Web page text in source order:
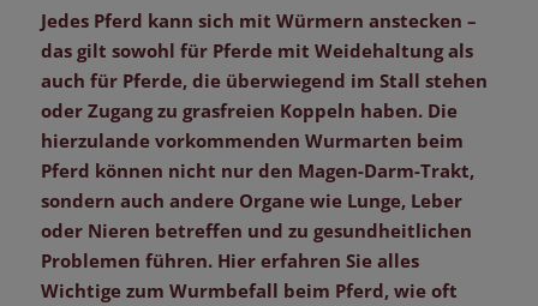
Jedes Pferd kann sich mit Würmern anstecken –
das gilt sowohl für Pferde mit Weidehaltung als
auch für Pferde, die überwiegend im Stall stehen
oder Zugang zu grasfreien Koppeln haben. Die
hierzulande vorkommenden Wurmarten beim
Pferd können nicht nur den Magen-Darm-Trakt,
sondern auch andere Organe wie Lunge, Leber
oder Nieren betreffen und zu gesundheitlichen
Problemen führen. Hier erfahren Sie alles
Wichtige zum Wurmbefall beim Pferd, wie oft